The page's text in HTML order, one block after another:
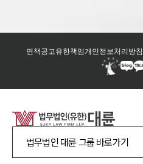
면책공고유한책임개인정보처리방침
법무법인 대륜 그룹 바로가기